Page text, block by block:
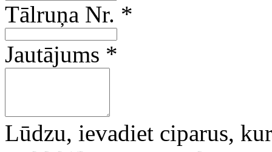
Tālruņa Nr. *
Jautājums *
Lūdzu, ievadiet ciparus,